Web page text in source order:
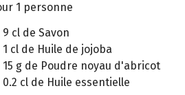
1 personne
9 cl de Savon
1 cl de Huile de jojoba
15 g de Poudre noyau d'abricot
0.2 cl de Huile essentielle